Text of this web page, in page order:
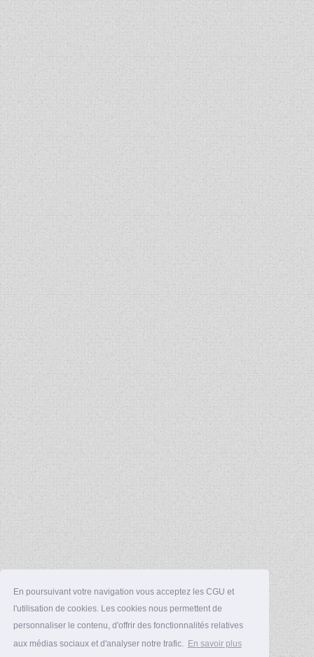
En poursuivant votre navigation vous acceptez les CGU et
l'utilisation de cookies. Les cookies nous permettent de
personnaliser le contenu, d'offrir des fonctionnalités relatives
aux médias sociaux et d'analyser notre trafic. En savoir plus